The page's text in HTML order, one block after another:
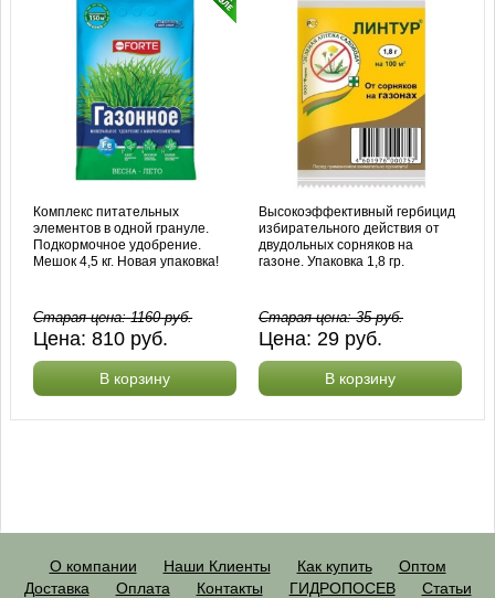
Комплекс питательных
элементов в одной грануле.
Подкормочное удобрение.
Мешок 4,5 кг. Новая упаковка!
Старая цена:1160руб.
Цена:810 руб.
В корзину
Высокоэффективный гербицид
избирательного действия от
двудольных сорняков на
газоне. Упаковка 1,8 гр.
Старая цена:35руб.
Цена: 29 руб.
В корзину
О компании Наши Клиенты Как купить
Оптом
Доставка
Оплата Контакты ГИДРОПОСЕВ Статьи